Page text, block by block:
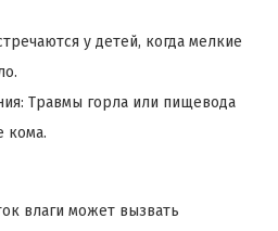
у детей, когда мелкие
Травмы горла или пищевода
кома.
влаги может вызвать